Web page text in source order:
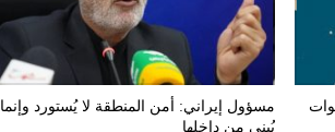
مسؤول إيراني: أمن المنطقة لا يُستورد وإنما
يُبنى من داخلها